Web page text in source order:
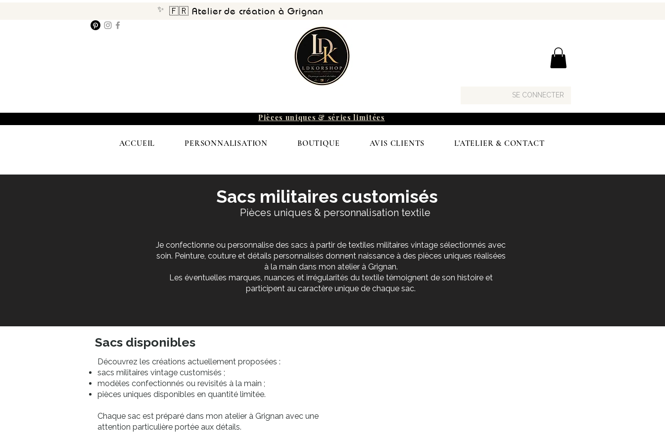
✨ 🇫🇷 Atelier de création à Grignan
SE CONNECTER
Pièces uniques & séries limitées
ACCUEIL PERSONNALISATION BOUTIQUE AVIS CLIENTS L'ATELIER & CONTACT
Sacs militaires customisés
Pièces uniques & personnalisation textile
Je confectionne ou personnalise des sacs à partir de textiles militaires vintage sélectionnés avec
soin. Peinture, couture et détails personnalisés donnent naissance à des pièces uniques réalisées
à la main dans mon atelier à Grignan.
Les éventuelles marques, nuances et irrégularités du textile témoignent de son histoire et
participent au caractère unique de chaque sac.
Sacs disponibles
Découvrez les créations actuellement proposées :
sacs militaires vintage customisés ;
modèles confectionnés ou revisités à la main ;
pièces uniques disponibles en quantité limitée.
Chaque sac est préparé dans mon atelier à Grignan avec une
attention particulière portée aux détails.